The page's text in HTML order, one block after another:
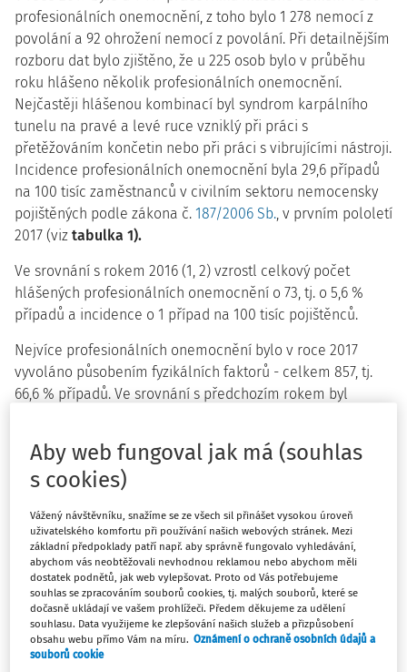
pro­fesionálních onemocnění, z toho bylo 1 278 nemocí z
povolání a 92 ohrožení nemocí z povolání. Při detailnějším
rozboru dat bylo zjištěno, že u 225 osob bylo v průběhu
roku hlášeno několik profesionálních onemocnění.
Nejčastěji hlášenou kombinací byl syndrom karpálního
tunelu na pravé a levé ruce vzniklý při práci s
přetěžováním končetin nebo při práci s vibrujícími nástroji.
Incidence profesionálních onemocnění byla 29,6 případů
na 100 tisíc zaměstnanců v civilním sektoru nemocensky
pojištěných podle zákona č. 187/2006 Sb., v prvním pololetí
2017 (viz tabulka 1).
Ve srovnání s rokem 2016 (1, 2) vzrostl celkový počet
hlášených profesionálních onemocnění o 73, tj. o 5,6 %
případů a incidence o 1 případ na 100 tisíc pojištěnců.
Nejvíce profesionálních onemocnění bylo v roce 2017
vyvoláno působením fyzikálních faktorů - celkem 857, tj.
66,6 % případů. Ve srovnání s předchozím rokem byl
onemocnění o 142 případů. V rámci dalších kapitol
seznamu nemocí z povolání byl naopak zaznamenán
pokles o 1 až 34 případů, největší u kapitoly V - nemoci
(tab. 2) vzniklo nejvíce profesionálních onemocnění na
území Moravskoslezského kraje - celkem 473, tj. 34,5 %
všech případů. U osmi pracovníků vzniklo profesionální
onemocnění při plnění pracovních úkolů při práci v
zahraničí (viztabulka 2).
Při rozdělení profesionálních onemocnění podle sekcí
Aby web fungoval jak má (souhlas
s cookies)
Vážený návštěvníku, snažíme se ze všech sil přinášet vysokou úroveň
uživatelského komfortu při používání našich webových stránek. Mezi
základní předpoklady patří např. aby správně fungovalo vyhledávání,
abychom vás neobtěžovali nevhodnou reklamou nebo abychom měli
dostatek podnětů, jak web vylepšovat. Proto od Vás potřebujeme
souhlas se zpracováním souborů cookies, tj. malých souborů, které se
dočasně ukládají ve vašem prohlížeči. Předem děkujeme za udělení
souhlasu. Data využijeme ke zlepšování našich služeb a přizpůsobení
obsahu webu přímo Vám na míru. Oznámení o ochraně osobních údajů a
souborů cookie